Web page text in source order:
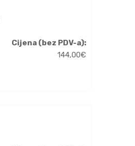
Cijena (bez PDV-a):
144,00€